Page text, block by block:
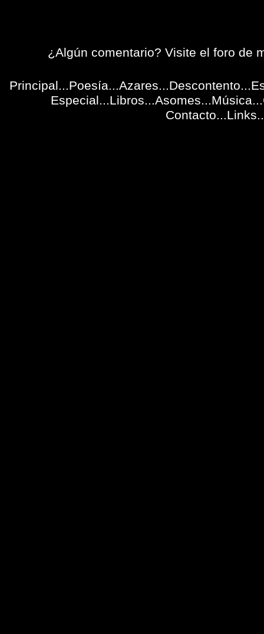
¿Algún comentario? Visite el foro de
Principal...Poesía...Azares...Descontento...
Especial...Libros...Asomes...Música...
Contacto...Links